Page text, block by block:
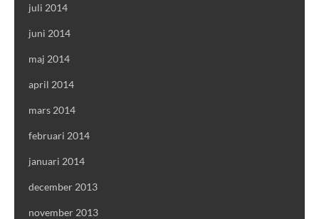
juli 2014
juni 2014
maj 2014
april 2014
mars 2014
februari 2014
januari 2014
december 2013
november 2013